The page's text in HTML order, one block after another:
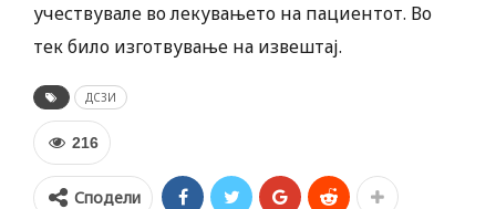
учествувале во лекувањето на пациентот. Во
тек било изготвување на извештај.
ДСЗИ
216
Сподели